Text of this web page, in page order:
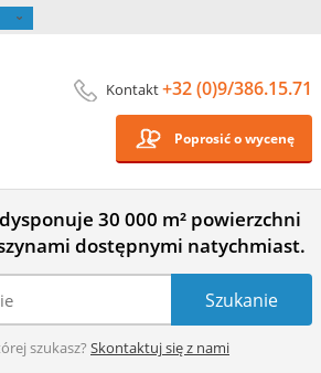
Kontakt+32 (0)9/386.15.71
Poprosić o wycenę
30 000 m² powierzchni
dostępnymi natychmiast.
szukasz? Skontaktuj się z nami